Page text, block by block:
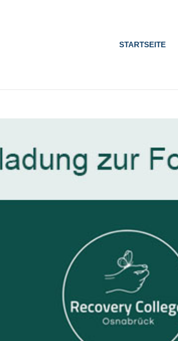
STARTSEITE